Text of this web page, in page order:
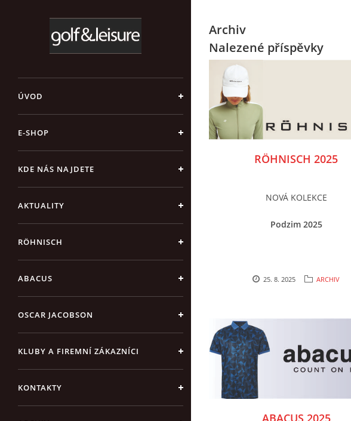
ÚVOD
E-SHOP
KDE NÁS NAJDETE
AKTUALITY
RÖHNISCH
ABACUS
OSCAR JACOBSON
KLUBY A FIREMNÍ ZÁKAZNÍCI
KONTAKTY
Archiv
Nalezené příspěvky
RÖHNISCH 2025
NOVÁ KOLEKCE
Podzim 2025
25. 8. 2025 ARCHIV
ABACUS 2025